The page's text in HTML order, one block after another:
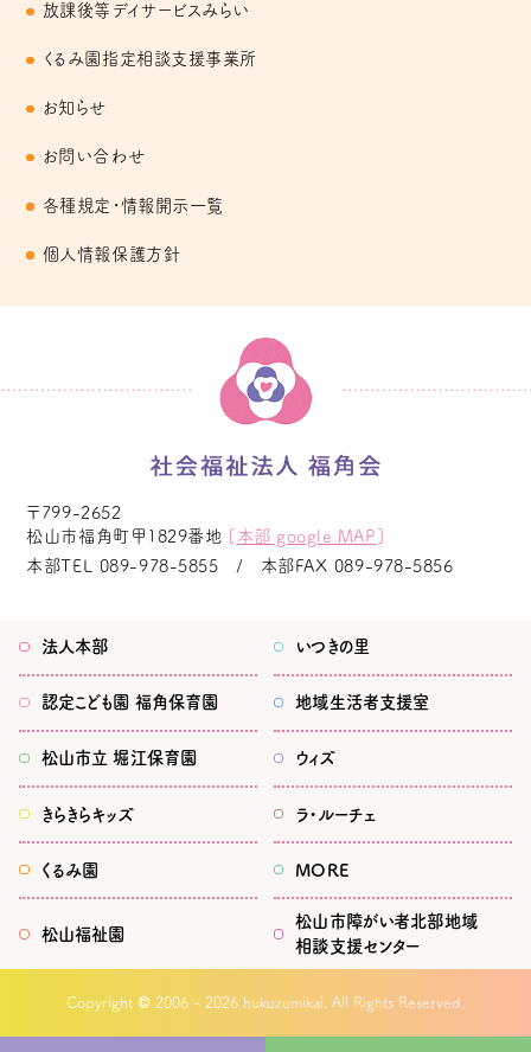
放課後等デイサービスみらい
くるみ園指定相談支援事業所
お知らせ
お問い合わせ
各種規定・情報開示一覧
個人情報保護方針
〒799-2652
松山市福角町甲1829番地
本部 google MAP ]
本部TEL
089-978-5855 本部FAX 089-978-5856
法人本部
認定こども園 福角保育園
松山市立堀江保育園
きらきらキッズ
くるみ園
松山福祉園
いつきの里
地域生活者支援室
ウィズ
ラ・ルーチェ
MORE
松山市障がい者北部地域
相談支援センター
Copyright © 2006 - 2026 hukuzumikai. All Rights Reserved.